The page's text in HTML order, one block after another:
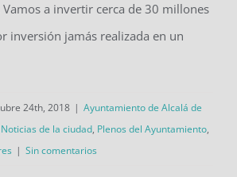
a invertir cerca de 30 millones
inversión jamás realizada en un
24th, 2018 | Ayuntamiento de Alcalá de
Noticias de la ciudad, Plenos del Ayuntamiento,
| Sin comentarios